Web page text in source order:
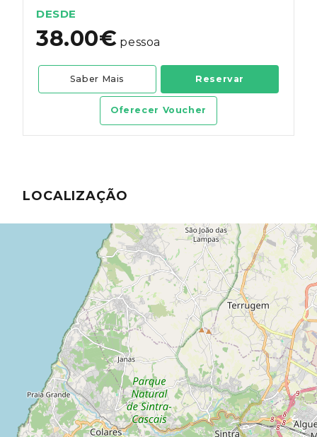
DESDE
38.00€ pessoa
Saber Mais Reservar
Oferecer Voucher
LOCALIZAÇÃO